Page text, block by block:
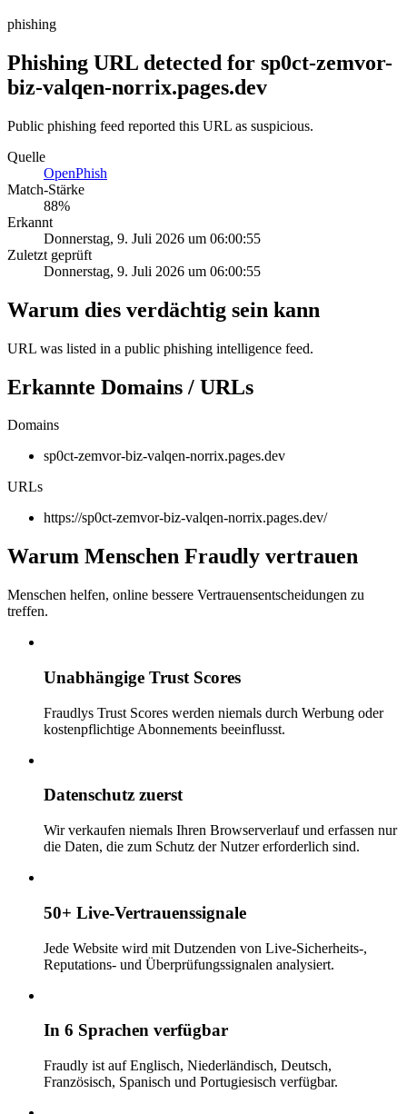
phishing
Phishing URL detected for sp0ct-zemvor-
biz-valqen-norrix.pages.dev
Public phishing feed reported this URL as suspicious.
Quelle
OpenPhish
Match-Stärke
88%
Erkannt
Donnerstag, 9. Juli 2026 um 06:00:55
Zuletzt geprüft
Donnerstag, 9. Juli 2026 um 06:00:55
Warum dies verdächtig sein kann
URL was listed in a public phishing intelligence feed.
Erkannte Domains / URLs
Domains
sp0ct-zemvor-biz-valqen-norrix.pages.dev
URLs
https://sp0ct-zemvor-biz-valqen-norrix.pages.dev/
Warum Menschen Fraudly vertrauen
Menschen helfen, online bessere Vertrauensentscheidungen zu
treffen.
Unabhängige Trust Scores
Fraudlys Trust Scores werden niemals durch Werbung oder
kostenpflichtige Abonnements beeinflusst.
Datenschutz zuerst
Wir verkaufen niemals Ihren Browserverlauf und erfassen nur
die Daten, die zum Schutz der Nutzer erforderlich sind.
50+ Live-Vertrauenssignale
Jede Website wird mit Dutzenden von Live-Sicherheits-,
Reputations- und Überprüfungssignalen analysiert.
In 6 Sprachen verfügbar
Fraudly ist auf Englisch, Niederländisch, Deutsch,
Französisch, Spanisch und Portugiesisch verfügbar.